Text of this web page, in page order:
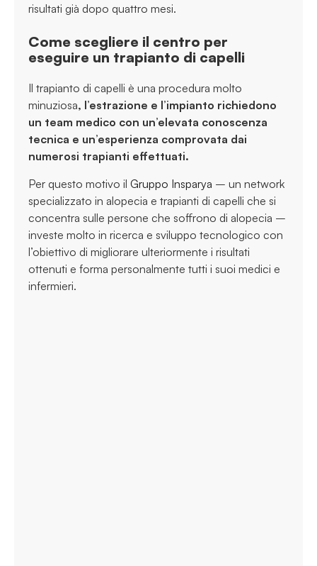
risultati già dopo quattro mesi.
Come scegliere il centro per
eseguire un trapianto di capelli
Il trapianto di capelli è una procedura molto
minuziosa, l’estrazione e l’impianto richiedono
un team medico con un’elevata conoscenza
tecnica e un’esperienza comprovata dai
numerosi trapianti effettuati.
Per questo motivo il Gruppo Insparya – un network
specializzato in alopecia e trapianti di capelli che si
concentra sulle persone che soffrono di alopecia –
investe molto in ricerca e sviluppo tecnologico con
l’obiettivo di migliorare ulteriormente i risultati
ottenuti e forma personalmente tutti i suoi medici e
infermieri.